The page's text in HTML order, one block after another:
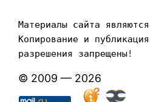
Материалы сайта
Копирование и
разрешения запрещены!
© 2009 — 2026